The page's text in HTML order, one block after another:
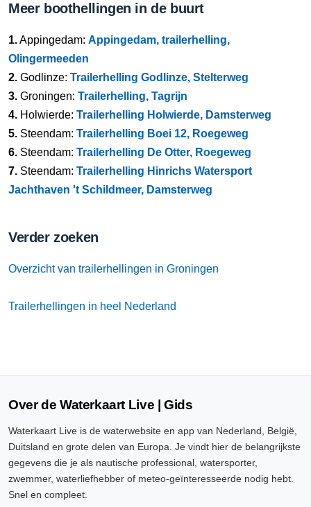
Meer boothellingen in de buurt
1.Appingedam: Appingedam, trailerhelling,
Olingermeeden
2. Godlinze: Trailerhelling Godlinze, Stelterweg
3. Groningen: Trailerhelling, Tagrijn
4. Holwierde: Trailerhelling Holwierde, Damsterweg
5. Steendam: Trailerhelling Boei 12, Roegeweg
6. Steendam: Trailerhelling De Otter, Roegeweg
7. Steendam: Trailerhelling Hinrichs Watersport
Jachthaven 't Schildmeer, Damsterweg
Verder zoeken
Overzicht van trailerhellingen in Groningen
Trailerhellingen in heel Nederland
Over de Waterkaart Live | Gids
Waterkaart Live is de waterwebsite en app van Nederland, België,
Duitsland en grote delen van Europa. Je vindt hier de belangrijkste
gegevens die je als nautische professional, watersporter,
zwemmer, waterliefhebber of meteo-geïnteresseerde nodig hebt.
Snel en compleet.